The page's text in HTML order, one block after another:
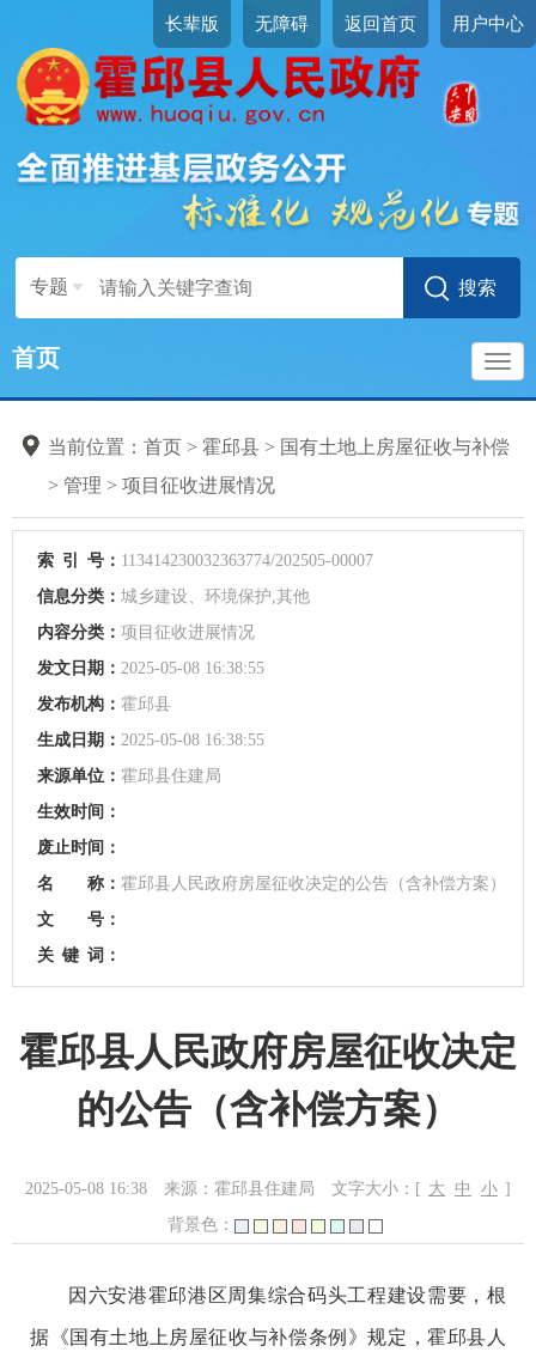
长辈版 无障碍 返回首页 用户中心
专题
首页
当前位置： 首页 > 霍邱县 > 国有土地上房屋征收与补偿
> 管理 > 项目征收进展情况
索 引 号： 113414230032363774/202505-00007
信息分类： 城乡建设、环境保护,其他
内容分类： 项目征收进展情况
发文日期： 2025-05-08 16:38:55
发布机构： 霍邱县
生成日期： 2025-05-08 16:38:55
来源单位： 霍邱县住建局
生效时间：
废止时间：
名 称： 霍邱县人民政府房屋征收决定的公告（含补偿方案）
文 号：
关 键 词：
霍邱县人民政府房屋征收决定
的公告（含补偿方案）
2025-05-08 16:38 来源：霍邱县住建局 文字大小：[ 大 中 小 ]
背景色：
因六安港霍邱港区周集综合码头工程建设需要，根
据《国有土地上房屋征收与补偿条例》规定，霍邱县人